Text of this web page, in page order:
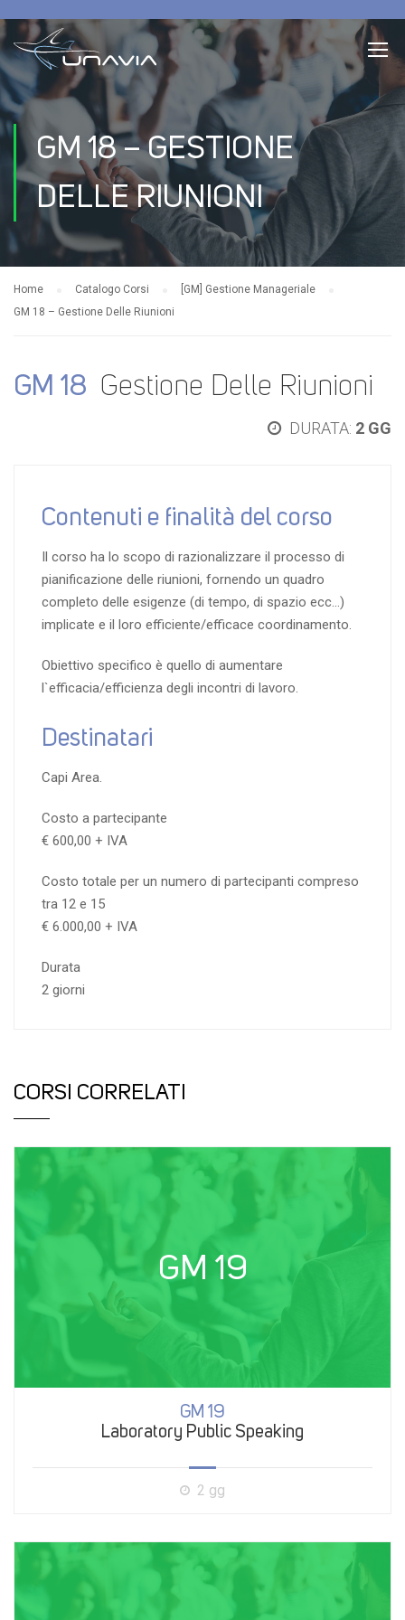
GM 18 – GESTIONE
DELLE RIUNIONI
Home Catalogo Corsi
[GM] Gestione Manageriale
GM 18 – Gestione Delle Riunioni
GM 18 Gestione Delle Riunioni
DURATA: 2 GG
Contenuti e finalità del corso
Il corso ha lo scopo di razionalizzare il processo di
pianificazione delle riunioni, fornendo un quadro
completo delle esigenze (di tempo, di spazio ecc…)
implicate e il loro efficiente/efficace coordinamento.
Obiettivo specifico è quello di aumentare
l`efficacia/efficienza degli incontri di lavoro.
Destinatari
Capi Area.
Costo a partecipante
€ 600,00 + IVA
Costo totale per un numero di partecipanti compreso
tra 12 e 15
€ 6.000,00 + IVA
Durata
2 giorni
CORSI CORRELATI
GM 19
GM 19
Laboratory Public Speaking
2 gg